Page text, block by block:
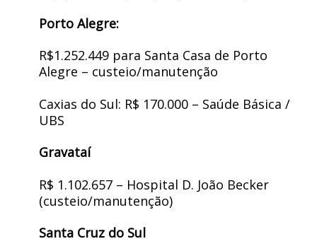
Porto Alegre:
R$1.252.449 para Santa Casa de Porto
Alegre – custeio/manutenção
Caxias do Sul: R$ 170.000 – Saúde Básica /
UBS
Gravataí
R$ 1.102.657 – Hospital D. João Becker
(custeio/manutenção)
Santa Cruz do Sul